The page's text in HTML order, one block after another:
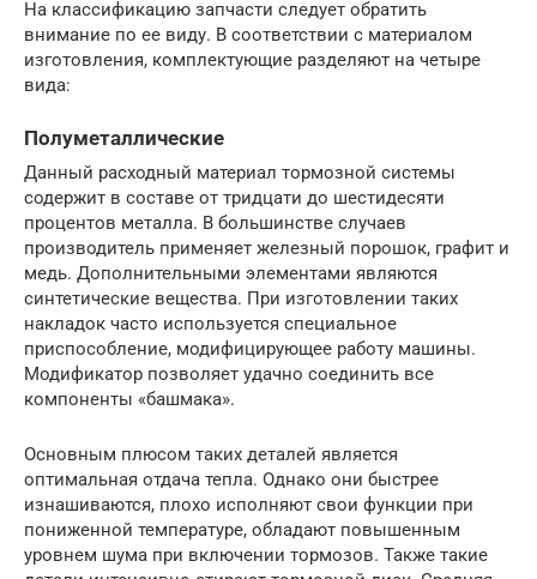
На классификацию запчасти следует обратить
внимание по ее виду. В соответствии с материалом
изготовления, комплектующие разделяют на четыре
вида:
Полуметаллические
Данный расходный материал тормозной системы
содержит в составе от тридцати до шестидесяти
процентов металла. В большинстве случаев
производитель применяет железный порошок, графит и
медь. Дополнительными элементами являются
синтетические вещества. При изготовлении таких
накладок часто используется специальное
приспособление, модифицирующее работу машины.
Модификатор позволяет удачно соединить все
компоненты «башмака».
Основным плюсом таких деталей является
оптимальная отдача тепла. Однако они быстрее
изнашиваются, плохо исполняют свои функции при
пониженной температуре, обладают повышенным
уровнем шума при включении тормозов. Также такие